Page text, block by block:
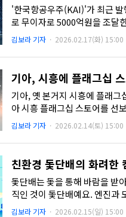
'한국항공우주(KAI)'가 최근
로 무이자로 5000억원을 조달
를 가능성을...
김보라 기자 · 2026.02.17(화) 15:00
기아, 시흥에 플래그십
기아, 옛 본거지 시흥에 플래그십 스토어 개관 기아가 역사
아 시흥 플래그십 스토어를 선
소. 기아를 창립한 김철호 초대 ...
김보라 기자 · 2026.02.14(토) 15:00
친환경 돛단배의 화려
돛단배는 돛을 통해 바람을 받
직인 것이 돛단배예요. 엔진과
있는 돛이 있어야 움직일 수 있었
김보라 기자 · 2026.02.15(일) 15:00